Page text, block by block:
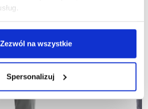
Zezwól na wszystkie
Spersonalizuj